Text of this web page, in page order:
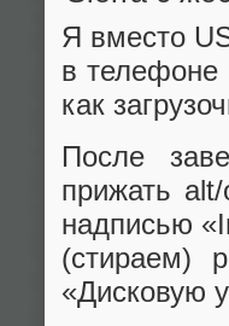
Я вместо
в телефоне
как
После
прижать
надписью
(стираем)
«Дисковую